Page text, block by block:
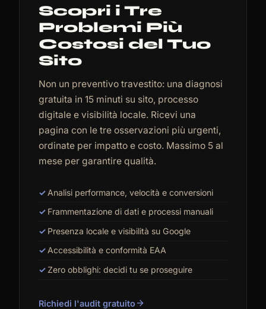
Scopri i Tre
Problemi Più
Costosi del Tuo
Sito
Non un preventivo travestito: una diagnosi
gratuita in 15 minuti su sito, processo
digitale e visibilità locale. Ricevi una
pagina con le tre osservazioni più urgenti,
ordinate per impatto e costo. Massimo 5 al
mese per garantire qualità.
Analisi performance, velocità e conversioni
Frammentazione di dati e processi manuali
Presenza locale e visibilità su Google
Accessibilità e conformità EAA
Zero obblighi: decidi tu se proseguire
Richiedi l'audit gratuito